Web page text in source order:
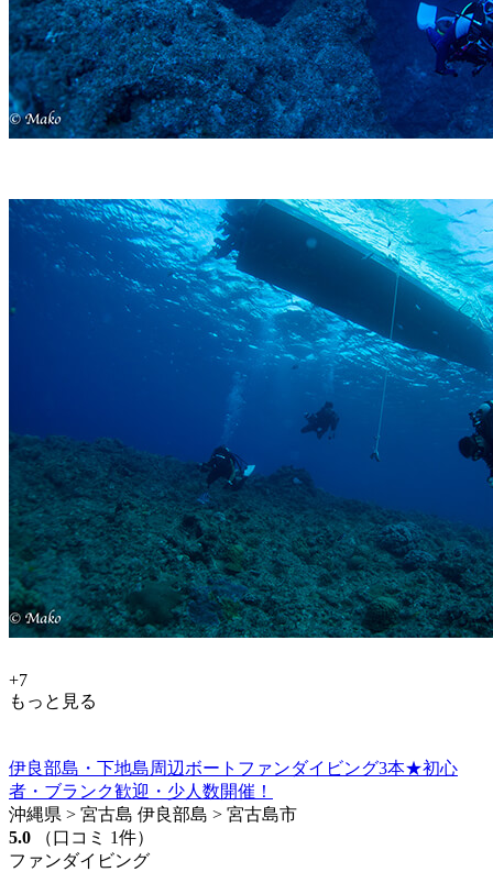
+7
もっと見る
伊良部島・下地島周辺ボートファンダイビング3本★初心
者・ブランク歓迎・少人数開催！
沖縄県 > 宮古島 伊良部島 > 宮古島市
5.0
（口コミ 1件）
ファンダイビング